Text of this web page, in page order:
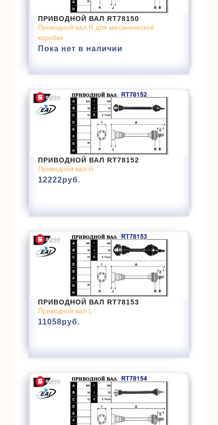
ПРИВОДНОЙ ВАЛ RT78150
Приводной вал R для механической
коробки
Пока нет в наличии
ПРИВОДНОЙ ВАЛ RT78152
Приводной вал R
12222руб.
ПРИВОДНОЙ ВАЛ RT78153
Приводной вал L
11058руб.